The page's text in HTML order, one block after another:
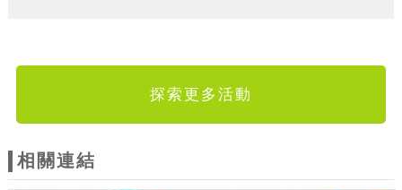
探索更多活動
相關連結